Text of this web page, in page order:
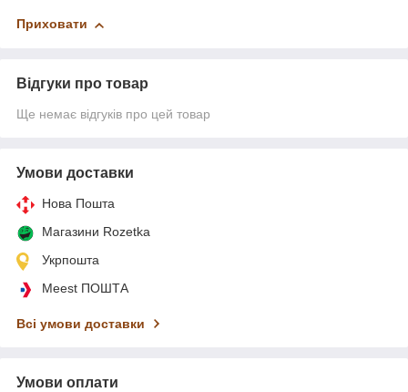
Приховати
Відгуки про товар
Ще немає відгуків про цей товар
Умови доставки
Нова Пошта
Магазини Rozetka
Укрпошта
Meest ПОШТА
Всі умови доставки
Умови оплати